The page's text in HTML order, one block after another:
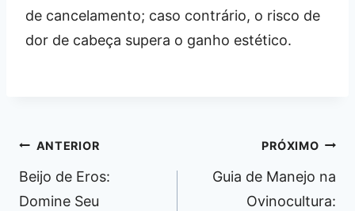
de cancelamento; caso contrário, o risco de
dor de cabeça supera o ganho estético.
Navegação
de
Post
ANTERIOR
Beijo de Eros:
Domine Seu
PRÓXIMO
Guia de Manejo na
Ovinocultura: